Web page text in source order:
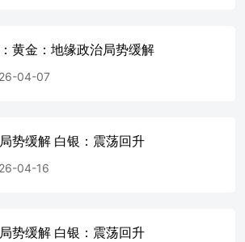
一定获利，不与投资者分享投资收益，也不对
关的其他损失负任何责任。投资者务必注意，
断。在决定投资前，如有需要，投资者务必向
并谨慎决策。 版权声明 本报告版权仅为本公
任何有悖原意的引用、删节和修改。若本公司
黄金：地缘政治局势缓解
04-07
势缓解 白银：震荡回升
04-16
势缓解 白银：震荡回升